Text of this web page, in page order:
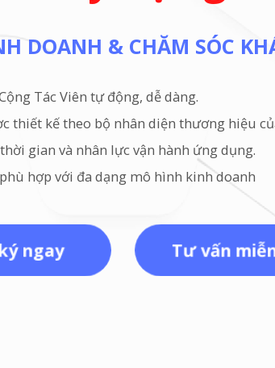
DOANH & CHĂM SÓC
Tác Viên tự động, dễ dàng.
thiết kế theo bộ nhân diện thương hiệu
gian và nhân lực vận hành ứng dụng.
hợp với đa dạng mô hình kinh doanh
ngay Tư vấn